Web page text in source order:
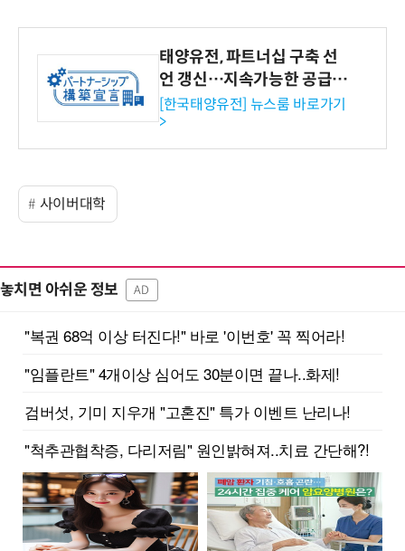
태양유전, 파트너십 구축 선
언 갱신…지속가능한 공급망
협력 강화
[한국태양유전] 뉴스룸 바로가기
>
사이버대학
놓치면 아쉬운 정보 AD